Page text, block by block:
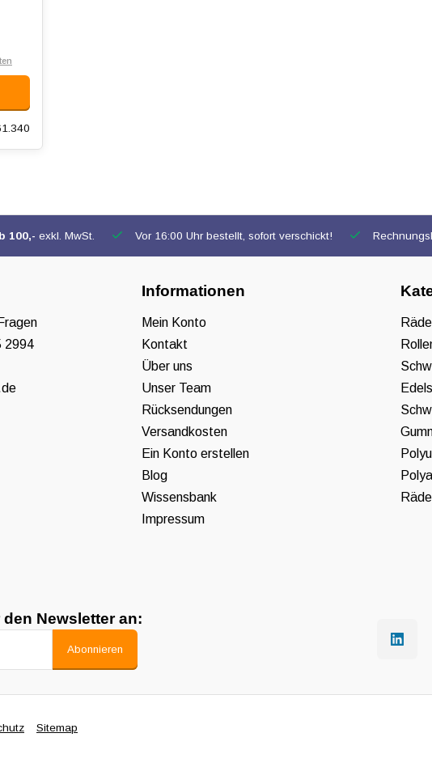
100,- exkl. MwSt. Vor 16:00 Uhr bestellt, sofort verschickt!
2994
Informationen
Mein Konto
Kontakt
Über uns
Unser Team
Rücksendungen
Versandkosten
Ein Konto erstellen
Blog
Wissensbank
Impressum
Newsletter an:
Abonnieren
Sitemap